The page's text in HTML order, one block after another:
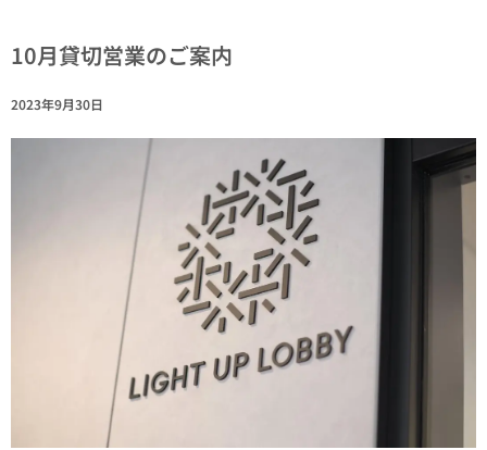
10月貸切営業のご案内
2023年9月30日